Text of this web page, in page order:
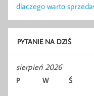
dlaczego warto
PYTANIE NA DZIŚ
sierpień 2026
P W Ś